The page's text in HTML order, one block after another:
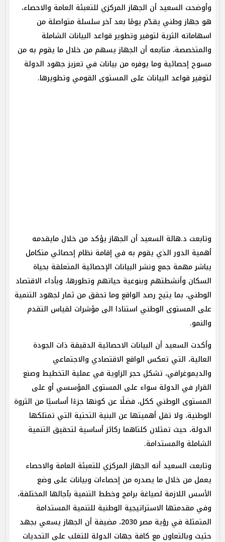
وأوضحت السعيد أن الجهاز المركزي للتعبئة العامة والاحصاء،
هو جهاز وطني يقدّم يومًا بعد آخر سلسلة متواصلة من
اسهاماته الثرية لتوفير وتطوير قواعد البيانات الشاملة
والمتخصصة، متابعه أن الجهاز يسهم من خلال ما يقوم به من
مسوح إحصائية وما يوفره من بيانات في تعزيز جهود الدولة
لتوفير قواعد البيانات على المستوى القومي وتطويرها.
وتابعت د.هالة السعيد أن الجهاز يؤكد من خلال مايقدمه
أهمية الدور الذي يقوم به في إقامة نظام إحصائي متكامل
يباشر مهمة جمع ونشر البيانات الإحصائية المتعلقة بحياة
السكان وأنشطتهم وبنوعية حياتهم وتطورها، وبأداء الاقتصاد
الوطني، بما يتيح رصد الواقع وما تحقق من ثمار لجهود التنمية
على المستوى الوطني استنادا الى مؤشرات لقياس التقدم
والنمو.
وأكدت السعيد أن البيانات الاحصائية الدقيقة ذات الجودة
العالية، التي تعكس الواقع الاقتصادي والاجتماعي
والديموغرافي، تشكل حجر الزاوية في عملية التخطيط وصنع
القرار في الدولة سواء على المستوى المؤسسي أو على
المستوى الوطني ككل، فضلًا عن كونها جزءًا أساسيًا من الثروة
الوطنية، ولا تقل أهميتها عن البنية التحتية التي تمتلكها
الدولة، حيث تمثلان كلتاهما ركائز أساسية لتحقيق التنمية
الشاملة والمستدامة.
وتابعت السعيد أنه الجهاز المركزي للتعبئة العامة والاحصاء
يعمل من خلال ما يصدره من إحصاءات وبيانات على وضع
الأسس اللازمة لصياغة برامج وخطط التنمية بآجالها المختلفة،
وفي مقدمتها الاستراتيجية الوطنية للتنمية المستدامة
المتمثلة في رؤية مصر 2030، مضيفة أن الجهاز يسعي بجهد
حثيث وبالتعاون مع كافة جهات الدولة للتغلب على التحديات